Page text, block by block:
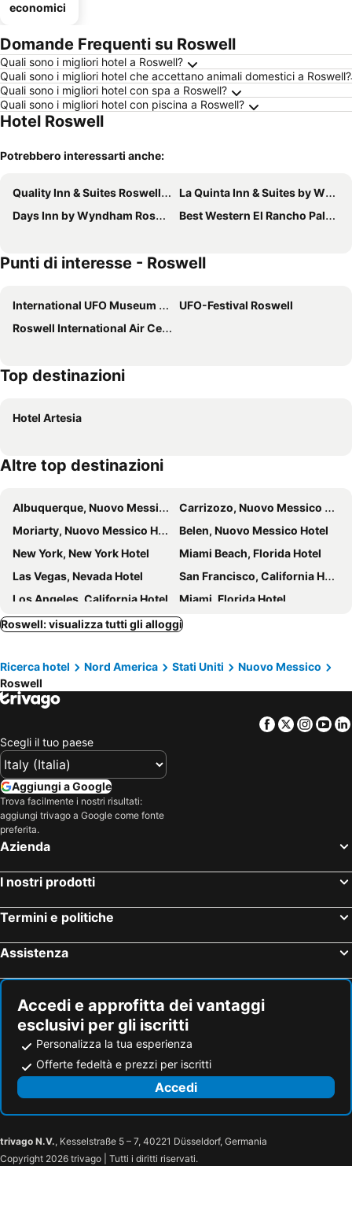
economici
Domande Frequenti su Roswell
Quali sono i migliori hotel a Roswell?
Quali sono i migliori hotel che accettano animali domestici a Roswell?
Quali sono i migliori hotel con spa a Roswell?
Quali sono i migliori hotel con piscina a Roswell?
Hotel Roswell
Potrebbero interessarti anche:
Quality Inn & Suites Roswell North
La Quinta Inn & Suites by Wyndham Roswell
Days Inn by Wyndham Roswell
Best Western El Rancho Palacio
Punti di interesse - Roswell
International UFO Museum and Research Center
UFO-Festival Roswell
Roswell International Air Center
Top destinazioni
Hotel Artesia
Altre top destinazioni
Albuquerque, Nuovo Messico Hotel
Carrizozo, Nuovo Messico Hotel
Moriarty, Nuovo Messico Hotel
Belen, Nuovo Messico Hotel
New York, New York Hotel
Miami Beach, Florida Hotel
Las Vegas, Nevada Hotel
San Francisco, California Hotel
Los Angeles, California Hotel
Miami, Florida Hotel
Chicago, Illinois Hotel
Brooklyn, New York Hotel
Roswell: visualizza tutti gli alloggi
Ricerca hotel Nord America Stati Uniti
Nuovo Messico
Roswell
Facebook
Twitter
Scegli il tuo paese
Aggiungi a Google
Trova facilmente i nostri risultati:
aggiungi trivago a Google come fonte
preferita.
Azienda
I nostri prodotti
Termini e politiche
Assistenza
Accedi e approfitta dei vantaggi
esclusivi per gli iscritti
Personalizza la tua esperienza
Offerte fedeltà e prezzi per iscritti
Accedi
trivago N.V., Kesselstraße 5 – 7, 40221 Düsseldorf, Germania
Copyright 2026 trivago | Tutti i diritti riservati.